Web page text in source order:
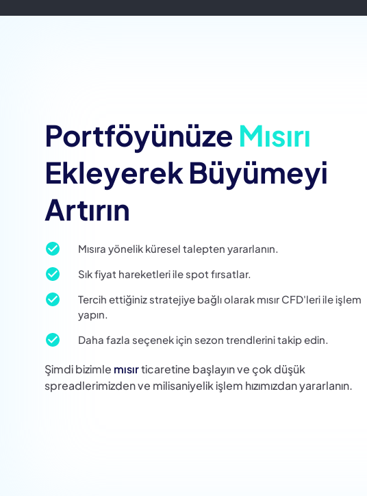
Portföyünüze Mısırı
Ekleyerek Büyümeyi
Artırın
Mısıra yönelik küresel talepten yararlanın.
Sık fiyat hareketleri ile spot fırsatlar.
Tercih ettiğiniz stratejiye bağlı olarak mısır CFD'leri ile işlem
yapın.
Daha fazla seçenek için sezon trendlerini takip edin.
Şimdi bizimle mısırticaretine başlayın ve çok düşük
spreadlerimizden ve milisaniyelik işlem hızımızdan yararlanın.